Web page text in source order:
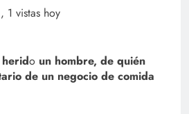
, 1 vistas hoy
o un hombre, de quién
de un negocio de comida